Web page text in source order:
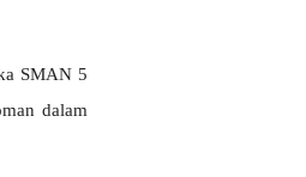
SMAN 5
dalam